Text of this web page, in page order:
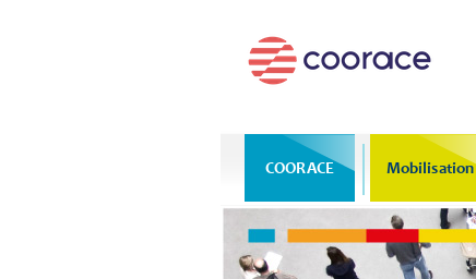
COORACE Mobilisation